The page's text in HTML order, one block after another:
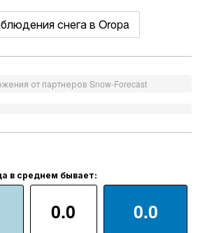
снега в Oropa
от партнеров Snow-Forecast
в среднем бывает:
0.0 0.0